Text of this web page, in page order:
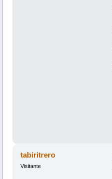
tabiritrero
Visitante